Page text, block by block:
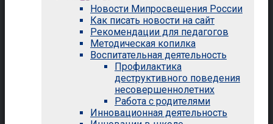
Новости Мипросвещения России
Как писать новости на сайт
Рекомендации для педагогов
Методическая копилка
Воспитательная деятельность
Профилактика
деструктивного поведения
несовершеннолетних
Работа с родителями
Инновационная деятельность